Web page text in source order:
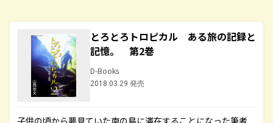
とろとろトロピカル ある旅の記録と
記憶。 第2巻
D-Books
2018.03.29 発売
子供の頃から夢見ていた南の島に滞在することになった筆者